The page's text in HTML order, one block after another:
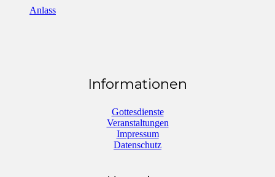
Anlass
Informationen
Gottesdienste
Veranstaltungen
Impressum
Datenschutz